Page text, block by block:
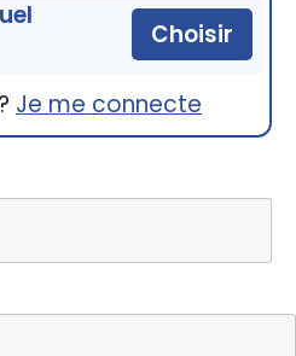
Choisir
Je me connecte